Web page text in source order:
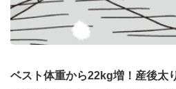
ベスト体重から22kg増！産後太